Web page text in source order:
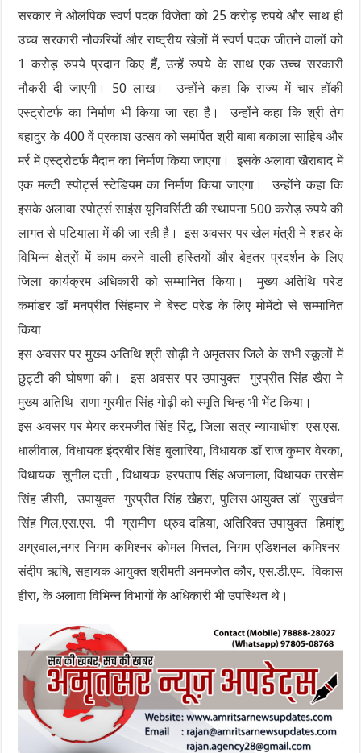
सरकार ने ओलंपिक स्वर्ण पदक विजेता को 25 करोड़ रुपये और साथ ही
उच्च सरकारी नौकरियों और राष्ट्रीय खेलों में स्वर्ण पदक जीतने वालों को
1 करोड़ रुपये प्रदान किए हैं, उन्हें रुपये के साथ एक उच्च सरकारी
नौकरी दी जाएगी। 50 लाख। उन्होंने कहा कि राज्य में चार हॉकी
एस्ट्रोटर्फ का निर्माण भी किया जा रहा है। उन्होंने कहा कि श्री तेग
बहादुर के 400 वें प्रकाश उत्सव को समर्पित श्री बाबा बकाला साहिब और
मर्र में एस्ट्रोटर्फ मैदान का निर्माण किया जाएगा। इसके अलावा खैराबाद में
एक मल्टी स्पोर्ट्स स्टेडियम का निर्माण किया जाएगा। उन्होंने कहा कि
इसके अलावा स्पोर्ट्स साइंस यूनिवर्सिटी की स्थापना 500 करोड़ रुपये की
लागत से पटियाला में की जा रही है। इस अवसर पर खेल मंत्री ने शहर के
विभिन्न क्षेत्रों में काम करने वाली हस्तियों और बेहतर प्रदर्शन के लिए
जिला कार्यक्रम अधिकारी को सम्मानित किया। मुख्य अतिथि परेड
कमांडर डाॅ मनप्रीत सिंहमार ने बेस्ट परेड के लिए मोमेंटो से सम्मानित
किया
इस अवसर पर मुख्य अतिथि श्री सोढ़ी ने अमृतसर जिले के सभी स्कूलों में
छुट्टी की घोषणा की। इस अवसर पर उपायुक्त गुरप्रीत सिंह खैरा ने
मुख्य अतिथि राणा गुरमीत सिंह गोढ़ी को स्मृति चिन्ह भी भेंट किया।
इस अवसर पर मेयर करमजीत सिंह रिंटू, जिला सत्र न्यायाधीश एस.एस.
धालीवाल, विधायक इंद्रबीर सिंह बुलारिया, विधायक डॉ राज कुमार वेरका,
विधायक सुनील दत्ती , विधायक हरपताप सिंह अजनाला, विधायक तरसेम
सिंह डीसी, उपायुक्त गुरप्रीत सिंह खैहरा, पुलिस आयुक्त डॉ सुखचैन
सिंह गिल,एस.एस. पी ग्रामीण ध्रुव दहिया, अतिरिक्त उपायुक्त हिमांशु
अग्रवाल,नगर निगम कमिश्नर कोमल मित्तल, निगम एडिशनल कमिश्नर
संदीप ऋषि, सहायक आयुक्त श्रीमती अनमजोत कौर, एस.डी.एम. विकास
हीरा, के अलावा विभिन्न विभागों के अधिकारी भी उपस्थित थे।